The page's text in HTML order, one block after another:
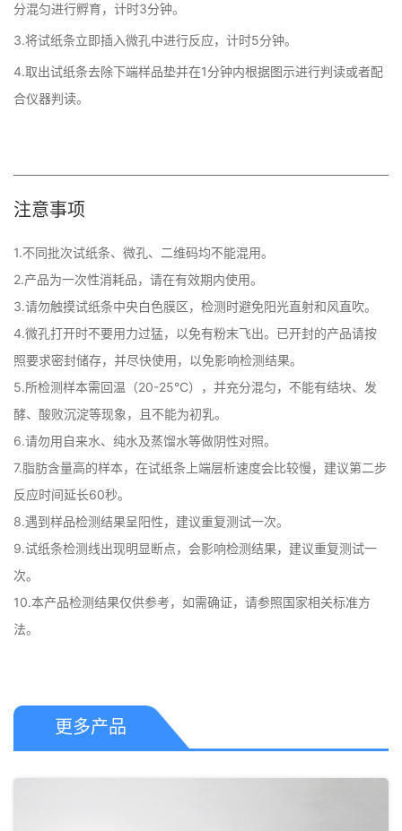
分混匀进行孵育，计时3分钟。
3.将试纸条立即插入微孔中进行反应，计时5分钟。
4.取出试纸条去除下端样品垫并在1分钟内根据图示进行判读或者配
合仪器判读。
注意事项
1.不同批次试纸条、微孔、二维码均不能混用。
2.产品为一次性消耗品，请在有效期内使用。
3.请勿触摸试纸条中央白色膜区，检测时避免阳光直射和风直吹。
4.微孔打开时不要用力过猛，以免有粉末飞出。已开封的产品请按
照要求密封储存，并尽快使用，以免影响检测结果。
5.所检测样本需回温（20-25°C），并充分混匀，不能有结块、发
酵、酸败沉淀等现象，且不能为初乳。
6.请勿用自来水、纯水及蒸馏水等做阴性对照。
7.脂肪含量高的样本，在试纸条上端层析速度会比较慢，建议第二步
反应时间延长60秒。
8.遇到样品检测结果呈阳性，建议重复测试一次。
9.试纸条检测线出现明显断点，会影响检测结果，建议重复测试一
次。
10.本产品检测结果仅供参考，如需确证，请参照国家相关标准方
法。
更多产品